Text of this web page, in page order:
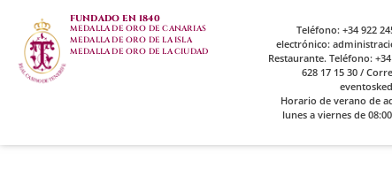
FUNDADO EN 1840
MEDALLA DE ORO DE CANARIAS
MEDALLA DE ORO DE LA ISLA
MEDALLA DE ORO DE LA CIUDAD
Teléfono: +34 922
electrónico:
Restaurante. Teléfono:
628 17 15 30 /
Horario de verano de
lunes a viernes de